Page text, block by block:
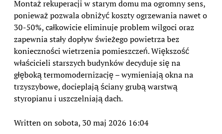
Montaż rekuperacji w starym domu ma ogromny sens,
ponieważ pozwala obniżyć koszty ogrzewania nawet o
30-50%, całkowicie eliminuje problem wilgoci oraz
zapewnia stały dopływ świeżego powietrza bez
konieczności wietrzenia pomieszczeń. Większość
właścicieli starszych budynków decyduje się na
głęboką termomodernizację – wymieniają okna na
trzyszybowe, docieplają ściany grubą warstwą
styropianu i uszczelniają dach.
Written on sobota, 30 maj 2026 16:04